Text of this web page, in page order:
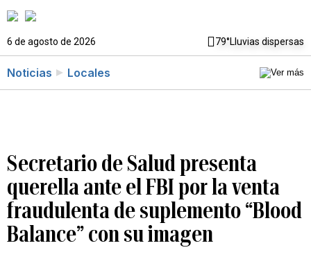
6 de agosto de 2026 79°Lluvias dispersas
Noticias Locales
Secretario de Salud presenta
querella ante el FBI por la venta
fraudulenta de suplemento “Blood
Balance” con su imagen